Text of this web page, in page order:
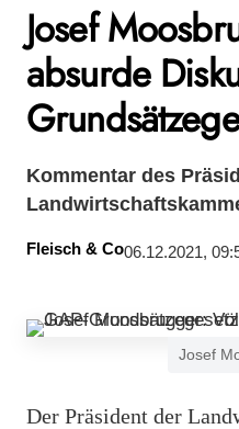
Josef
absurde
Kommentar des
Fleisch & Co06.12.2021,
Josef
Der Präsident der